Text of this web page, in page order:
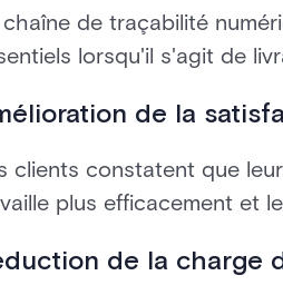
de traçabilité
lorsqu'il s'agit de
de la
clients constatent que
plus efficacement et
de la charge